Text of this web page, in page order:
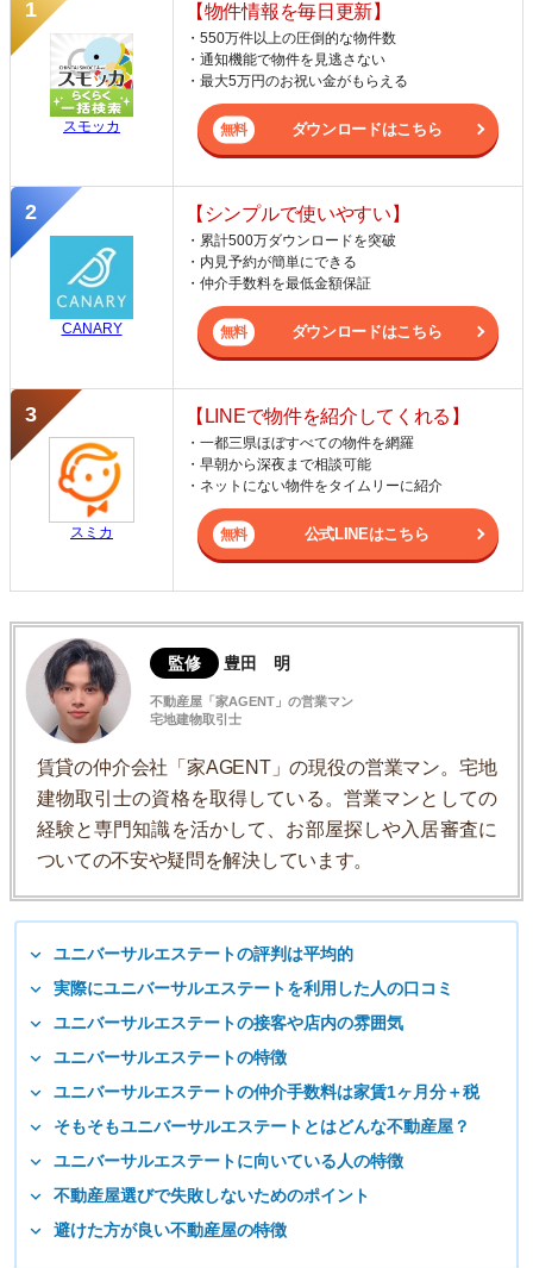
スモッカ
【物件情報を毎日更新】
・550万件以上の圧倒的な物件数
・通知機能で物件を見逃さない
・最大5万円のお祝い金がもらえる
ダウンロードはこちら
CANARY
【シンプルで使いやすい】
・累計500万ダウンロードを突破
・内見予約が簡単にできる
・仲介手数料を最低金額保証
ダウンロードはこちら
スミカ
【LINEで物件を紹介してくれる】
・一都三県ほぼすべての物件を網羅
・早朝から深夜まで相談可能
・ネットにない物件をタイムリーに紹介
公式LINEはこちら
監修 豊田 明
不動産屋「家AGENT」の営業マン
宅地建物取引士
賃貸の仲介会社「家AGENT」の現役の営業マン。宅地
建物取引士の資格を取得している。営業マンとしての
経験と専門知識を活かして、お部屋探しや入居審査に
ついての不安や疑問を解決しています。
ユニバーサルエステートの評判は平均的
実際にユニバーサルエステートを利用した人の口コミ
ユニバーサルエステートの接客や店内の雰囲気
ユニバーサルエステートの特徴
ユニバーサルエステートの仲介手数料は家賃1ヶ月分＋税
そもそもユニバーサルエステートとはどんな不動産屋？
ユニバーサルエステートに向いている人の特徴
不動産屋選びで失敗しないためのポイント
避けた方が良い不動産屋の特徴